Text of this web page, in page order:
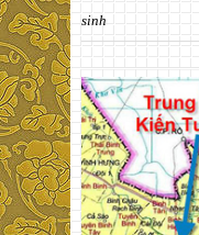
sinh